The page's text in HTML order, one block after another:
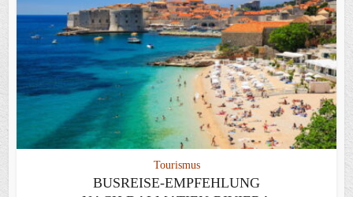
Tourismus
BUSREISE-EMPFEHLUNG